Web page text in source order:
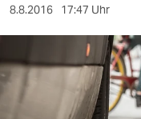
sport
berlin
8.8.2016 17:47 Uhr